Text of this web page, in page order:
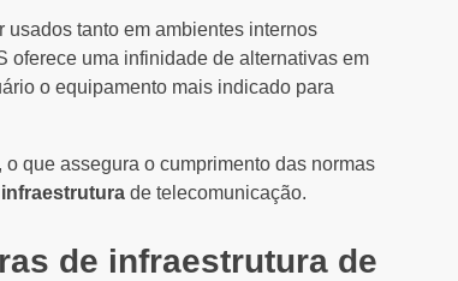
tanto em ambientes internos
oferece uma infinidade de alternativas em
o equipamento mais indicado para
que assegura o cumprimento das normas
de telecomunicação.
de infraestrutura de